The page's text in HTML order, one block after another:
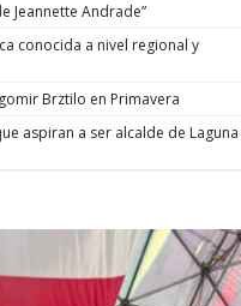
Jeannette Andrade”
conocida a nivel regional y
Brztilo en Primavera
aspiran a ser alcalde de Laguna